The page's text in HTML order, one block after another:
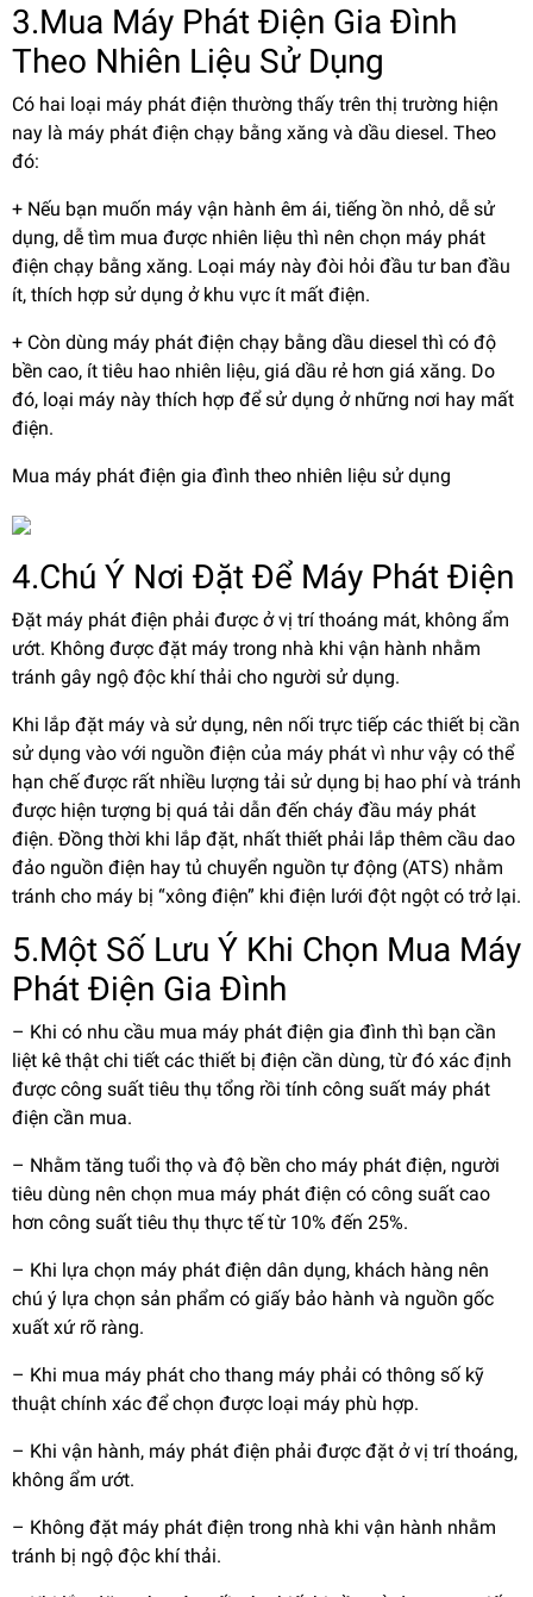
3.Mua Máy Phát Điện Gia Đình
Theo Nhiên Liệu Sử Dụng
Có hai loại máy phát điện thường thấy trên thị trường hiện
nay là máy phát điện chạy bằng xăng và dầu diesel. Theo
đó:
+ Nếu bạn muốn máy vận hành êm ái, tiếng ồn nhỏ, dễ sử
dụng, dễ tìm mua được nhiên liệu thì nên chọn máy phát
điện chạy bằng xăng. Loại máy này đòi hỏi đầu tư ban đầu
ít, thích hợp sử dụng ở khu vực ít mất điện.
+ Còn dùng máy phát điện chạy bằng dầu diesel thì có độ
bền cao, ít tiêu hao nhiên liệu, giá dầu rẻ hơn giá xăng. Do
đó, loại máy này thích hợp để sử dụng ở những nơi hay mất
điện.
Mua máy phát điện gia đình theo nhiên liệu sử dụng
4.Chú Ý Nơi Đặt Để Máy Phát Điện
Đặt máy phát điện phải được ở vị trí thoáng mát, không ẩm
ướt. Không được đặt máy trong nhà khi vận hành nhằm
tránh gây ngộ độc khí thải cho người sử dụng.
Khi lắp đặt máy và sử dụng, nên nối trực tiếp các thiết bị cần
sử dụng vào với nguồn điện của máy phát vì như vậy có thể
hạn chế được rất nhiều lượng tải sử dụng bị hao phí và tránh
được hiện tượng bị quá tải dẫn đến cháy đầu máy phát
điện. Đồng thời khi lắp đặt, nhất thiết phải lắp thêm cầu dao
đảo nguồn điện hay tủ chuyển nguồn tự động (ATS) nhằm
tránh cho máy bị “xông điện” khi điện lưới đột ngột có trở lại.
5.Một Số Lưu Ý Khi Chọn Mua Máy
Phát Điện Gia Đình
– Khi có nhu cầu mua máy phát điện gia đình thì bạn cần
liệt kê thật chi tiết các thiết bị điện cần dùng, từ đó xác định
được công suất tiêu thụ tổng rồi tính công suất máy phát
điện cần mua.
– Nhằm tăng tuổi thọ và độ bền cho máy phát điện, người
tiêu dùng nên chọn mua máy phát điện có công suất cao
hơn công suất tiêu thụ thực tế từ 10% đến 25%.
– Khi lựa chọn máy phát điện dân dụng, khách hàng nên
chú ý lựa chọn sản phẩm có giấy bảo hành và nguồn gốc
xuất xứ rõ ràng.
– Khi mua máy phát cho thang máy phải có thông số kỹ
thuật chính xác để chọn được loại máy phù hợp.
– Khi vận hành, máy phát điện phải được đặt ở vị trí thoáng,
không ẩm ướt.
– Không đặt máy phát điện trong nhà khi vận hành nhằm
tránh bị ngộ độc khí thải.